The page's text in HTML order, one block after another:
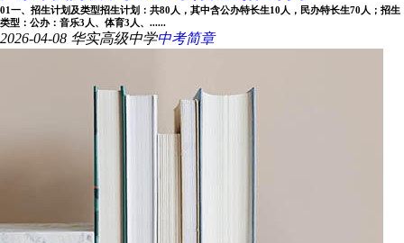
01一、招生计划及类型招生计划：共80人，其中含公办特长生10人，民办特长生70人；招生
类型：公办：音乐3人、体育3人、......
2026-04-08 华实高级中学中考简章